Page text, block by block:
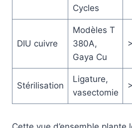
Cycles
DIU cuivre
Modèles T
380A,
Gaya Cu
Stérilisation
Ligature,
vasectomie